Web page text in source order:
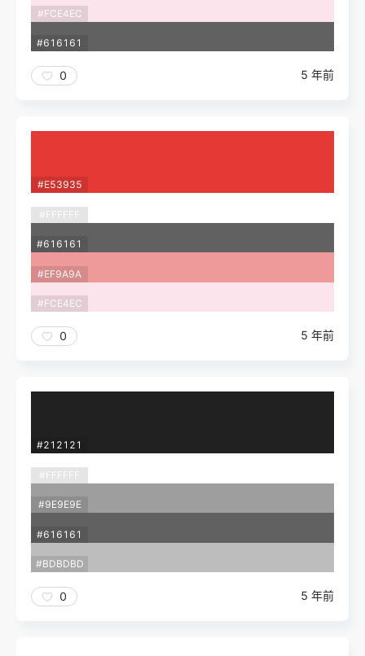
#FCE4EC
#616161
0 5 年前
#E53935
#FFFFFF
#616161
#EF9A9A
#FCE4EC
0 5 年前
#212121
#FFFFFF
#9E9E9E
#616161
#BDBDBD
0 5 年前